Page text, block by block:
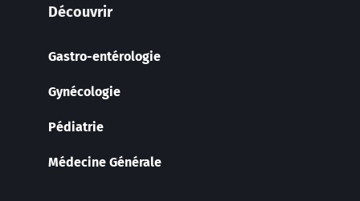
Découvrir
Gastro-entérologie
Gynécologie
Pédiatrie
Médecine Générale